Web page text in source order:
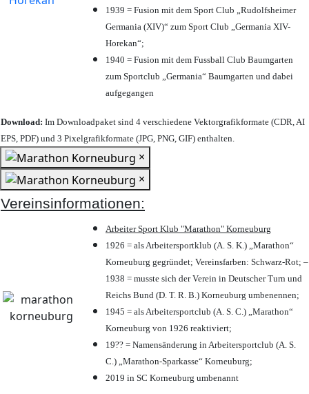
1939 = Fusion mit dem Sport Club „Rudolfsheimer
Germania (XIV)“ zum Sport Club „Germania XIV-
Horekan“;
1940 = Fusion mit dem Fussball Club Baumgarten
zum Sportclub „Germania“ Baumgarten und dabei
aufgegangen
Download: Im Downloadpaket sind 4 verschiedene Vektorgrafikformate (CDR, AI
EPS, PDF) und 3 Pixelgrafikformate (JPG, PNG, GIF) enthalten.
×
×
Vereinsinformationen:
Arbeiter Sport Klub "Marathon" Korneuburg
1926 = als Arbeitersportklub (A. S. K.) „Marathon“
Korneuburg gegründet; Vereinsfarben: Schwarz-Rot; –
1938 = musste sich der Verein in Deutscher Turn und
Reichs Bund (D. T. R. B.) Korneuburg umbenennen;
1945 = als Arbeitersportclub (A. S. C.) „Marathon“
Korneuburg von 1926 reaktiviert;
19?? = Namensänderung in Arbeitersportclub (A. S.
C.) „Marathon-Sparkasse“ Korneuburg;
2019 in SC Korneuburg umbenannt